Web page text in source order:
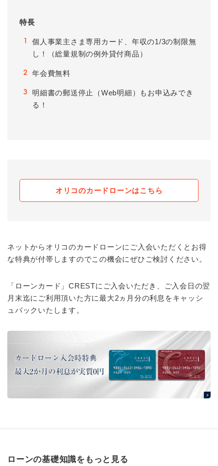
特長
1
個人事業主さま専用カード、年収の1/3の制限無
し！（総量規制の例外貸付商品）
2 年会費無料
3
明細書の郵送停止（Web明細）もお申込みでき
る！
オリコのカードローンはこちら
ネットからオリコのカードローンにご入会いただくとお得
な特典が付帯しますのでこの機会にぜひご検討ください。
「ローンカード」CRESTにご入会いただき、ご入会日の翌
月末迄にご利用頂いた方に最大2ヵ月分の利息をキャッシ
ュバックいたします。
ローンの基礎知識をもっと見る